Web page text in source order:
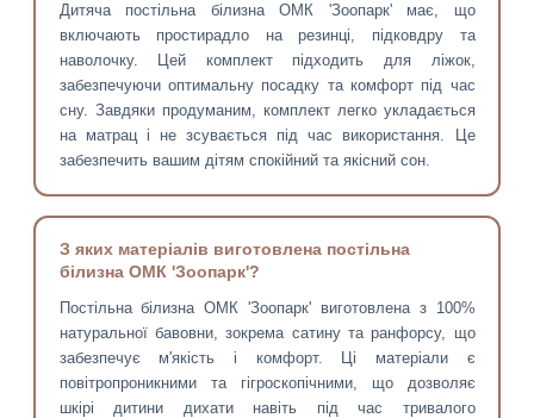
Дитяча постільна білизна ОМК 'Зоопарк' має, що
включають простирадло на резинці, підковдру та
наволочку. Цей комплект підходить для ліжок,
забезпечуючи оптимальну посадку та комфорт під час
сну. Завдяки продуманим, комплект легко укладається
на матрац і не зсувається під час використання. Це
забезпечить вашим дітям спокійний та якісний сон.
З яких матеріалів виготовлена постільна
білизна ОМК 'Зоопарк'?
Постільна білизна ОМК 'Зоопарк' виготовлена з 100%
натуральної бавовни, зокрема сатину та ранфорсу, що
забезпечує м'якість і комфорт. Ці матеріали є
повітропроникними та гігроскопічними, що дозволяє
шкірі дитини дихати навіть під час тривалого